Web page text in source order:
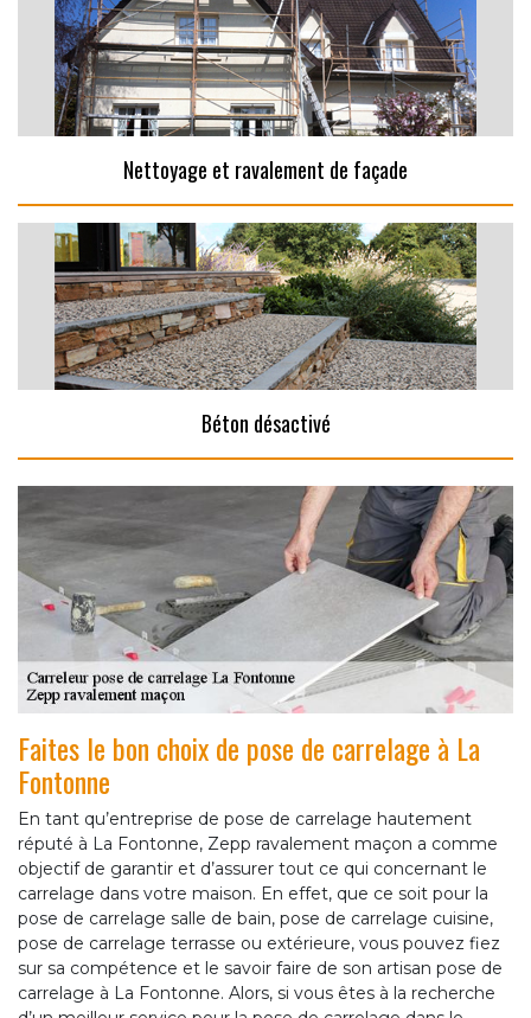
Nettoyage et ravalement de façade
Béton désactivé
Faites le bon choix de pose de carrelage à La
Fontonne
En tant qu’entreprise de pose de carrelage hautement
réputé à La Fontonne, Zepp ravalement maçon a comme
objectif de garantir et d’assurer tout ce qui concernant le
carrelage dans votre maison. En effet, que ce soit pour la
pose de carrelage salle de bain, pose de carrelage cuisine,
pose de carrelage terrasse ou extérieure, vous pouvez fiez
sur sa compétence et le savoir faire de son artisan pose de
carrelage à La Fontonne. Alors, si vous êtes à la recherche